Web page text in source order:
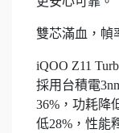
雙芯滿血，幀
iQOO Z11
採用台積電
36%，功耗降
低28%，性能